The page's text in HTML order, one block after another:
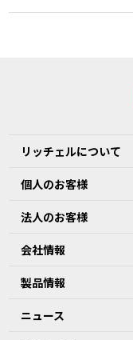
リッチェルについて
個人のお客様
法人のお客様
会社情報
製品情報
ニュース